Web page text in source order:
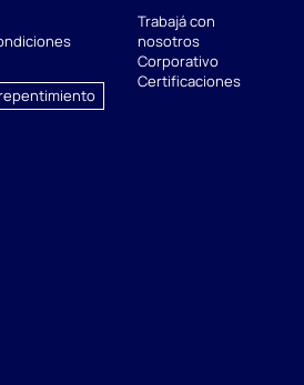
Trabajá con
nosotros
Corporativo
Certificaciones